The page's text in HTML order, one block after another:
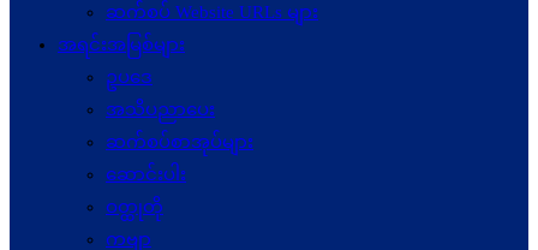
ဆက်စပ် Website URLs များ
အရင်းအမြစ်များ
ဥပဒေ
အသိပညာပေး
ဆက်စပ်စာအုပ်များ
ဆောင်းပါး
ဝတ္ထုတို
ကဗျာ